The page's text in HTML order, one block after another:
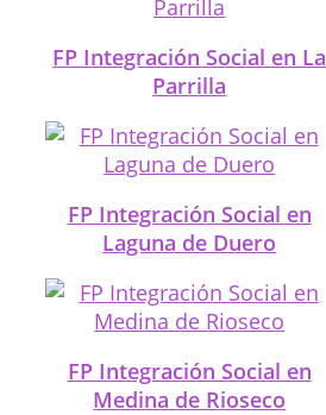
FP Integración Social en La
Parrilla
FP Integración Social en
Laguna de Duero
FP Integración Social en
Medina de Rioseco